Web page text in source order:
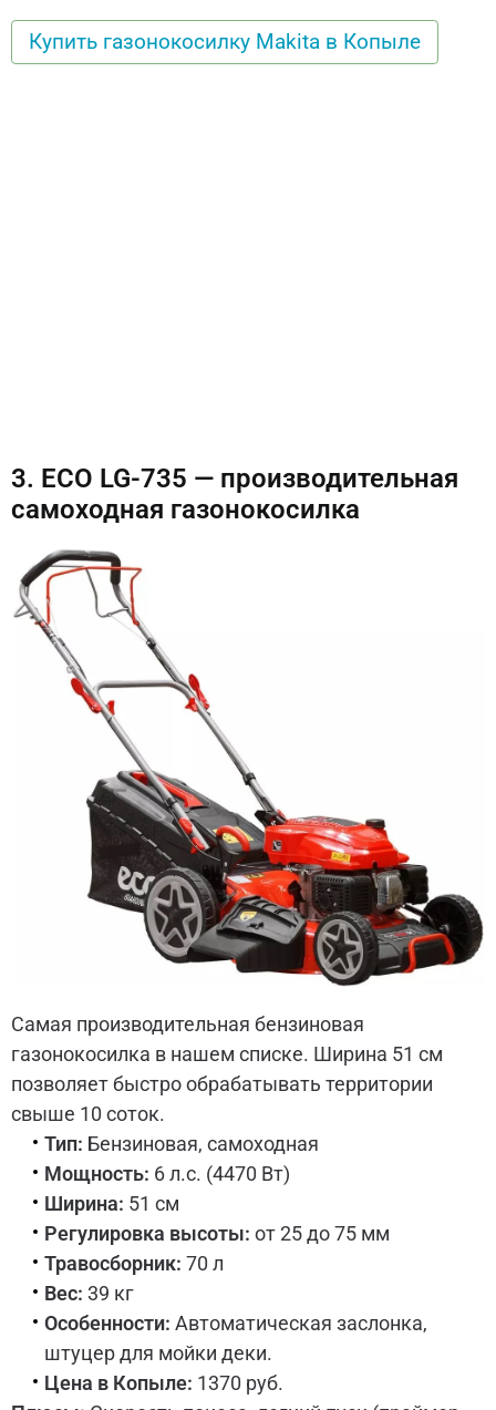
Купить газонокосилку Makita в Копыле
3. ECO LG-735 — производительная
самоходная газонокосилка
Самая производительная бензиновая
газонокосилка в нашем списке. Ширина 51 см
позволяет быстро обрабатывать территории
свыше 10 соток.
Тип: Бензиновая, самоходная
Мощность: 6 л.с. (4470 Вт)
Ширина: 51 см
Регулировка высоты: от 25 до 75 мм
Травосборник: 70 л
Вес: 39 кг
Особенности: Автоматическая заслонка,
штуцер для мойки деки.
Цена в Копыле: 1370 руб.